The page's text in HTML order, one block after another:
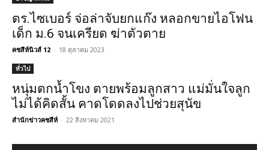
ตร.ไซเบอร์ จ่อล่าจับยกแก๊ง หลอกขายไอโฟน
เด็ก ม.6 จนเครียด ฆ่าตัวตาย
คชสีห์นิวส์ 12 - 18 ตุลาคม 2023
ทั่วไป
หนุ่มตกน้ำโขง ตายพร้อมลูกสาว แม่มั่นใจลูก
ไม่ได้คิดสั้น คาดโดดลงไปช่วยสุนัข
สำนักข่าวคชสีห์ - 22 สิงหาคม 2021